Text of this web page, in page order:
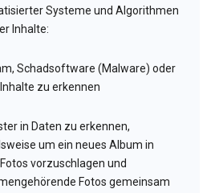
Systeme und Algorithmen
Inhalte:
Schadsoftware (Malware) oder
zu erkennen
in Daten zu erkennen,
um ein neues Album in
vorzuschlagen und
Fotos gemeinsam